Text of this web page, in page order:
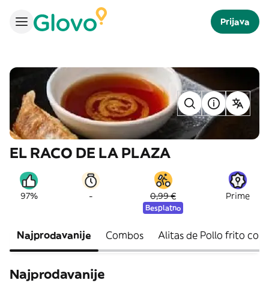
Prijava
EL RACO DE LA PLAZA
97% - 0,99 €
Besplatno
Prime
Najprodavanije Combos Alitas de Pollo frito con
Najprodavanije